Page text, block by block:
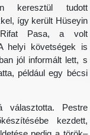
keresztül tudott
így került Hüseyin
Pasa, a volt
helyi követségek is
jól informált lett, s
például egy bécsi
választotta. Pestre
kezdett,